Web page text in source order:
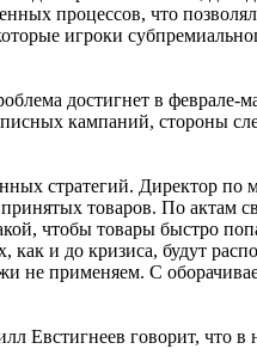
процессов, что
игроки
достигнет в
кампаний, стороны
стратегий. Директор
товаров. По актам
чтобы товары быстро
как и до кризиса, будут
применяем. С
Евстигнеев говорит, что